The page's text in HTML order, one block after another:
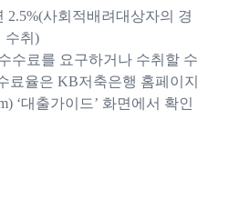
2.5%(사회적배려대상자의 경
수취)
수료를 요구하거나 수취할 수
료율은 KB저축은행 홈페이지
‘대출가이드’ 화면에서 확인